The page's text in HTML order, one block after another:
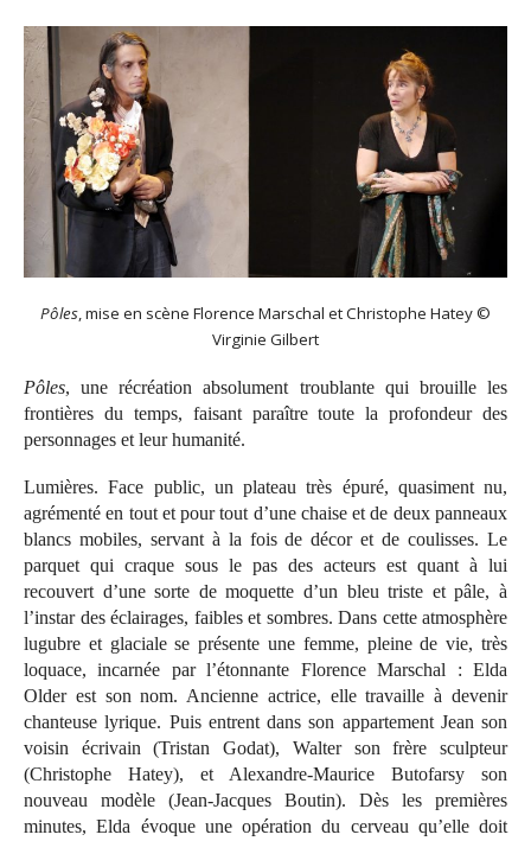
Pôles, mise en scène Florence Marschal et Christophe Hatey ©
Virginie Gilbert
Pôles, une récréation absolument troublante qui brouille les
frontières du temps, faisant paraître toute la profondeur des
personnages et leur humanité.
Lumières. Face public, un plateau très épuré, quasiment nu,
agrémenté en tout et pour tout d’une chaise et de deux panneaux
blancs mobiles, servant à la fois de décor et de coulisses. Le
parquet qui craque sous le pas des acteurs est quant à lui
recouvert d’une sorte de moquette d’un bleu triste et pâle, à
l’instar des éclairages, faibles et sombres. Dans cette atmosphère
lugubre et glaciale se présente une femme, pleine de vie, très
loquace, incarnée par l’étonnante Florence Marschal : Elda
Older est son nom. Ancienne actrice, elle travaille à devenir
chanteuse lyrique. Puis entrent dans son appartement Jean son
voisin écrivain (Tristan Godat), Walter son frère sculpteur
(Christophe Hatey), et Alexandre-Maurice Butofarsy son
nouveau modèle (Jean-Jacques Boutin). Dès les premières
minutes, Elda évoque une opération du cerveau qu’elle doit